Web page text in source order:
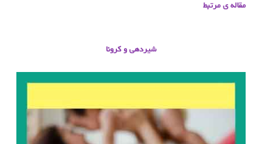
مقاله ی مرتبط
شیردهی و کرونا